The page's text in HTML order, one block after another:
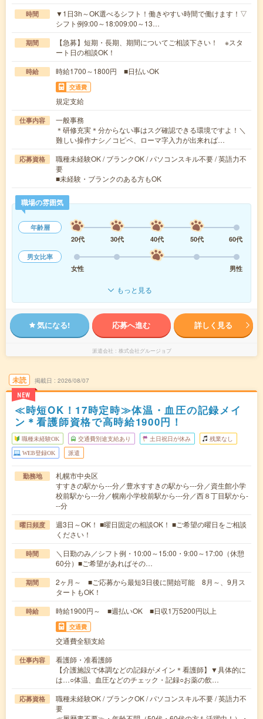
時間
▼1日3h～OK選べるシフト！働きやすい時間で働けます！▽
シフト例9:00～18:009:00～13…
期間
【急募】短期・長期、期間についてご相談下さい！ ※スタ
ート日の相談OK！
時給 時給1700～1800円 ■日払いOK
交通費
規定支給
仕事内容
一般事務
＊研修充実＊分からない事はスグ確認できる環境ですよ！＼
難しい操作ナシ／コピペ、ローマ字入力が出来れば…
応募資格
職種未経験OK / ブランクOK / パソコンスキル不要 / 英語力不
要
■未経験・ブランクのある方もOK
職場の雰囲気
年齢層
20代
30代 40代 50代
60代
男女比率
女性
男性
もっと見る
気になる! 応募へ進む 詳しく見る
派遣会社 株式会社グルージョブ
未読
NEW
掲載日 2026/08/07
≪時短OK！17時定時≫体温・血圧の記録メイ
ン＊看護師資格で高時給1900円！
職種未経験OK 交通費別途支給あり 土日祝日が休み 残業なし
WEB登録OK 派遣
勤務地
札幌市中央区
すすきの駅から---分／豊水すすきの駅から---分／資生館小学
校前駅から---分／幌南小学校前駅から---分／西８丁目駅から-
--分
曜日頻度
週3日～OK！ ■曜日固定の相談OK！ ■ご希望の曜日をご相談
ください！
時間
＼日勤のみ／シフト例・10:00～15:00・9:00～17:00（休憩
60分）■ご希望があればその…
期間
2ヶ月～ ■ご応募から最短3日後に開始可能 8月～、9月ス
タートもOK！
時給 時給1900円～ ■週払いOK ■日収1万5200円以上
交通費
交通費全額支給
仕事内容
看護師・准看護師
【介護施設で体調などの記録がメイン＊看護師】▼具体的に
は…○体温、血圧などのチェック・記録○お薬の飲…
応募資格
職種未経験OK / ブランクOK / パソコンスキル不要 / 英語力不
要